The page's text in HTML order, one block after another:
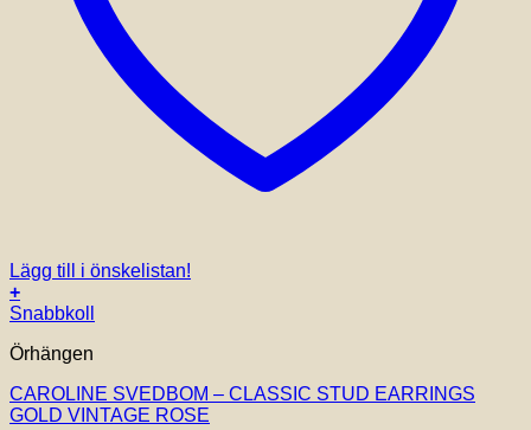
Lägg till i önskelistan!
+
Snabbkoll
Örhängen
CAROLINE SVEDBOM – CLASSIC STUD EARRINGS
GOLD VINTAGE ROSE